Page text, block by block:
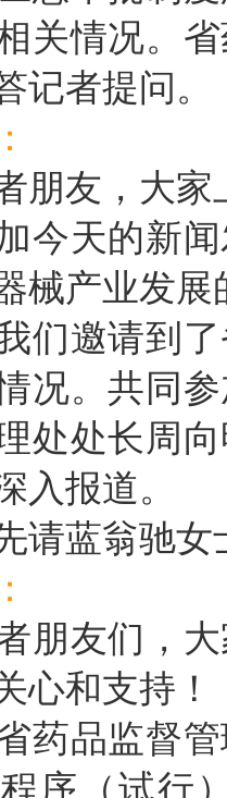
关情况。
记者提问。
友，大家
天的新闻
械产业发展
邀请到了
况。共同
处处长周
入报道。
蓝翁驰女
友们，大
心和支持！
品监督管
序（试行